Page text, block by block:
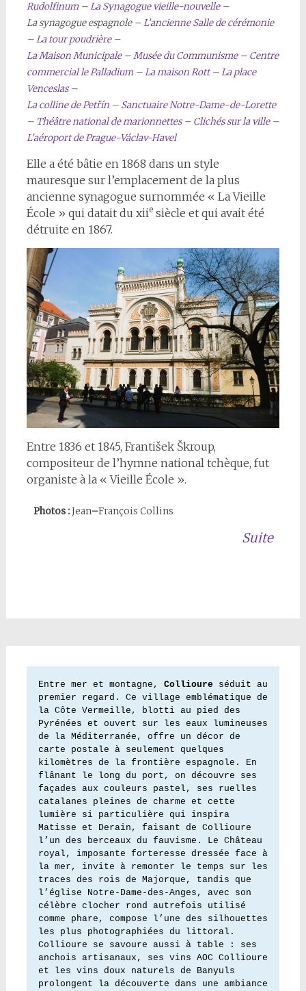
Rudolfinum–La Synagogue vieille-nouvelle–
La synagogue espagnole –L’ancienne Salle de cérémonie
–La tour poudrière–
La Maison Municipale–Musée du Communisme– Centre
commercial le Palladium–La maison Rott–La place
Venceslas–
La colline de Petřín– Sanctuaire Notre-Dame-de-Lorette
– Théâtre national de marionnettes– Clichés sur la ville–
L’aéroport de Prague-Václav-Havel
Elle a été bâtie en 1868 dans un style
mauresque sur l’emplacement de la plus
ancienne synagogue surnommée « La Vieille
École » qui datait du xiiesiècle et qui avait été
détruite en 1867.
Entre 1836 et 1845, František Škroup,
compositeur de l’hymne national tchèque, fut
organiste à la « Vieille École ».
Photos :Jean–François Collins
Suite
Entre mer et montagne, Collioure séduit au
premier regard. Ce village emblématique de
la Côte Vermeille, blotti au pied des
Pyrénées et ouvert sur les eaux lumineuses
de la Méditerranée, offre un décor de
carte postale à seulement quelques
kilomètres de la frontière espagnole. En
flânant le long du port, on découvre ses
façades aux couleurs pastel, ses ruelles
catalanes pleines de charme et cette
lumière si particulière qui inspira
Matisse et Derain, faisant de Collioure
l’un des berceaux du fauvisme. Le Château
royal, imposante forteresse dressée face à
la mer, invite à remonter le temps sur les
traces des rois de Majorque, tandis que
l’église Notre-Dame-des-Anges, avec son
célèbre clocher rond autrefois utilisé
comme phare, compose l’une des silhouettes
les plus photographiées du littoral.
Collioure se savoure aussi à table : ses
anchois artisanaux, ses vins AOC Collioure
et les vins doux naturels de Banyuls
prolongent la découverte dans une ambiance